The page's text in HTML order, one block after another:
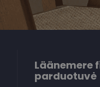
Läänemere
parduotuvė